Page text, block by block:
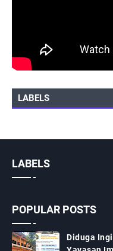
LABELS
LABELS
POPULAR POSTS
Diduga